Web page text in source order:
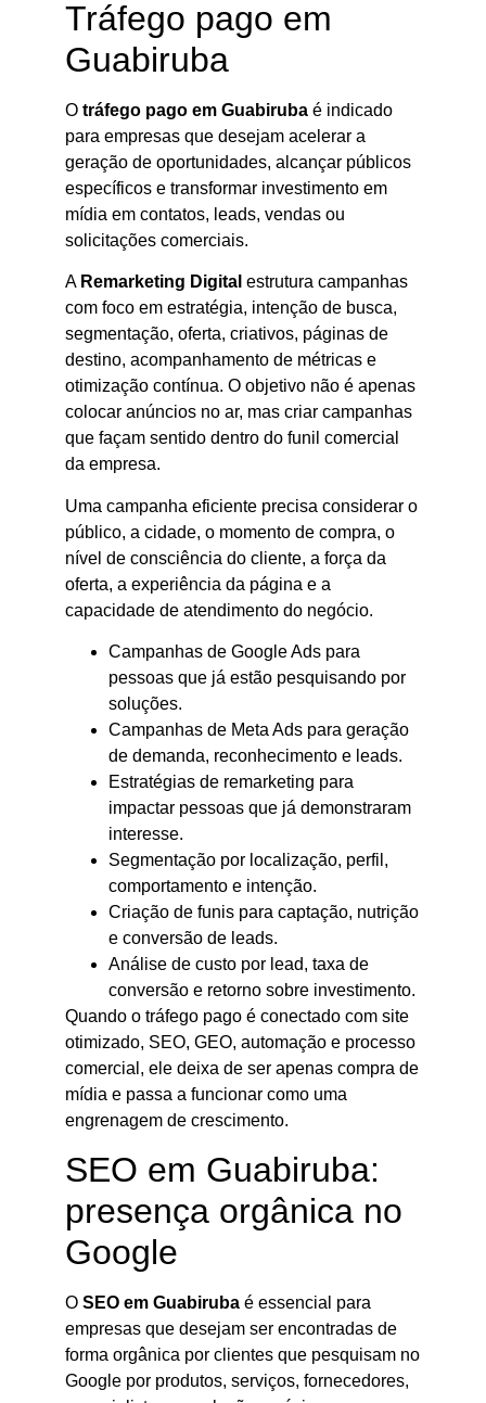
Tráfego pago em
Guabiruba
O tráfego pago em Guabiruba é indicado
para empresas que desejam acelerar a
geração de oportunidades, alcançar públicos
específicos e transformar investimento em
mídia em contatos, leads, vendas ou
solicitações comerciais.
A Remarketing Digital estrutura campanhas
com foco em estratégia, intenção de busca,
segmentação, oferta, criativos, páginas de
destino, acompanhamento de métricas e
otimização contínua. O objetivo não é apenas
colocar anúncios no ar, mas criar campanhas
que façam sentido dentro do funil comercial
da empresa.
Uma campanha eficiente precisa considerar o
público, a cidade, o momento de compra, o
nível de consciência do cliente, a força da
oferta, a experiência da página e a
capacidade de atendimento do negócio.
Campanhas de Google Ads para
pessoas que já estão pesquisando por
soluções.
Campanhas de Meta Ads para geração
de demanda, reconhecimento e leads.
Estratégias de remarketing para
impactar pessoas que já demonstraram
interesse.
Segmentação por localização, perfil,
comportamento e intenção.
Criação de funis para captação, nutrição
e conversão de leads.
Análise de custo por lead, taxa de
conversão e retorno sobre investimento.
Quando o tráfego pago é conectado com site
otimizado, SEO, GEO, automação e processo
comercial, ele deixa de ser apenas compra de
mídia e passa a funcionar como uma
engrenagem de crescimento.
SEO em Guabiruba:
presença orgânica no
Google
O SEO em Guabiruba é essencial para
empresas que desejam ser encontradas de
forma orgânica por clientes que pesquisam no
Google por produtos, serviços, fornecedores,